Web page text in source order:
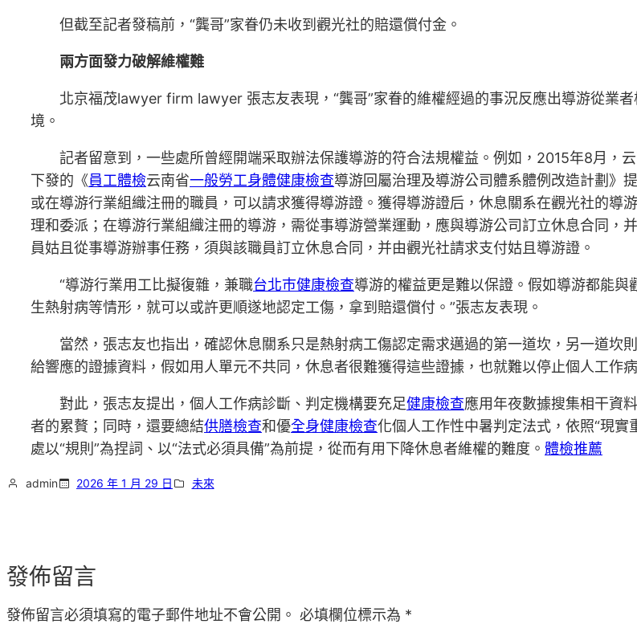
但截至記者發稿前，“龔哥”家眷仍未收到觀光社的賠還償付金。
兩方面發力破解維權難
北京福茂lawyer firm lawyer 張志友表現，“龔哥”家眷的維權經過的事況反應出導游從業
境。
記者留意到，一些處所曾經開端采取辦法保護導游的符合法規權益。例如，2015年8月，
下發的《員工體檢云南省一般勞工身體健康檢查導游回屬治理及導游公司體系體例改造計劃》
或在導游行業組織注冊的職員，可以請求獲得導游證。獲得導游證后，休息關系在觀光社的導
理和委派；在導游行業組織注冊的導游，需從事導游營業運動，應與導游公司訂立休息合同，
員姑且從事導游辦事任務，須與該職員訂立休息合同，并由觀光社請求支付姑且導游證。
“導游行業用工比擬復雜，兼職台北巿健康檢查導游的權益更是難以保證。假如導游都能
生熱射病等情形，就可以或許更順遂地認定工傷，拿到賠還償付。”張志友表現。
當然，張志友也指出，確認休息關系只是熱射病工傷認定需求邁過的第一道坎，另一道坎
給響應的證據資料，假如用人單元不共同，休息者很難獲得這些證據，也就難以停止個人工作病
對此，張志友提出，個人工作病診斷、判定機構要充足健康檢查應用年夜數據搜集相干資
者的累贅；同時，還要總結供膳檢查和優全身健康檢查化個人工作性中暑判定法式，依照“現
處以“規則”為捏詞、以“法式必須具備”為前提，從而有用下降休息者維權的難度。 體檢推薦
admin 2026 年 1 月 29 日 未來
發佈留言
發佈留言必須填寫的電子郵件地址不會公開。 必填欄位標示為 *